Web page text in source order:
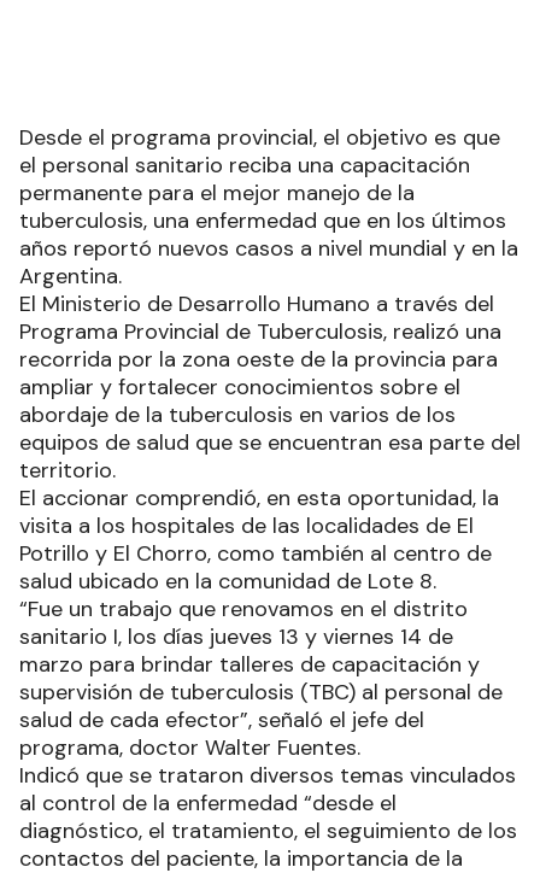
Desde el programa provincial, el objetivo es que
el personal sanitario reciba una capacitación
permanente para el mejor manejo de la
tuberculosis, una enfermedad que en los últimos
años reportó nuevos casos a nivel mundial y en la
Argentina.
El Ministerio de Desarrollo Humano a través del
Programa Provincial de Tuberculosis, realizó una
recorrida por la zona oeste de la provincia para
ampliar y fortalecer conocimientos sobre el
abordaje de la tuberculosis en varios de los
equipos de salud que se encuentran esa parte del
territorio.
El accionar comprendió, en esta oportunidad, la
visita a los hospitales de las localidades de El
Potrillo y El Chorro, como también al centro de
salud ubicado en la comunidad de Lote 8.
“Fue un trabajo que renovamos en el distrito
sanitario I, los días jueves 13 y viernes 14 de
marzo para brindar talleres de capacitación y
supervisión de tuberculosis (TBC) al personal de
salud de cada efector”, señaló el jefe del
programa, doctor Walter Fuentes.
Indicó que se trataron diversos temas vinculados
al control de la enfermedad “desde el
diagnóstico, el tratamiento, el seguimiento de los
contactos del paciente, la importancia de la